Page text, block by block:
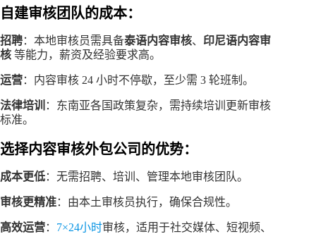
自建审核团队的成本：
招聘：本地审核员需具备泰语内容审核、 印尼语内容审
核 等能力，薪资及经验要求高。
运营：内容审核 24 小时不停歇，至少需 3 轮班制。
法律培训 ：东南亚各国政策复杂，需持续培训更新审核
标准。
选择内容审核外包公司的优势：
成本更低：无需招聘、培训、管理本地审核团队。
审核更精准：由本土审核员执行，确保合规性。
高效运营： 7×24小时审核，适用于社交媒体、短视频、